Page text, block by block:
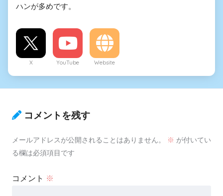
ハンが多めです。
X YouTube Website
コメントを残す
メールアドレスが公開されることはありません。 ※ が付いてい
る欄は必須項目です
コメント ※